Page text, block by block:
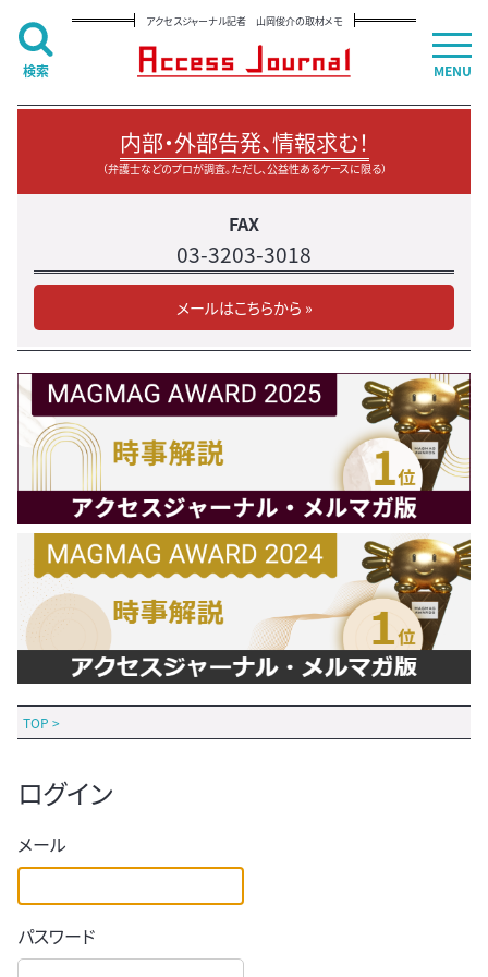
アクセスジャーナル記者 山岡俊介の取材メモ
内部・外部告発、情報求む！
（弁護士などのプロが調査。ただし、公益性あるケースに限る）
FAX
03-3203-3018
メールはこちらから »
TOP >
ログイン
メール
パスワード
MENU
検索